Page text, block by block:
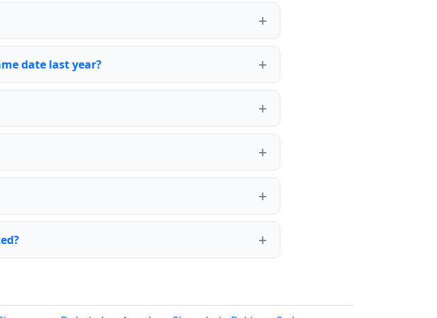
date last year?